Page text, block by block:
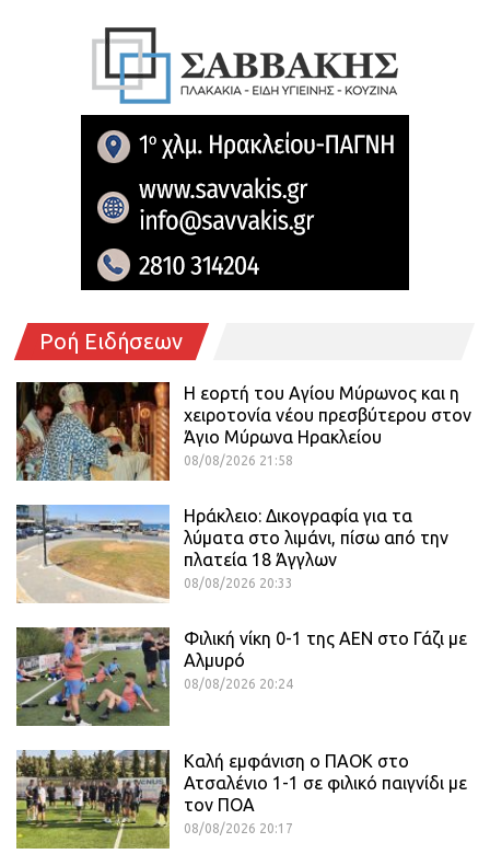
Ροή Ειδήσεων
Η εορτή του Αγίου Μύρωνος και η
χειροτονία νέου πρεσβύτερου στον
Άγιο Μύρωνα Ηρακλείου
08/08/2026 21:58
Ηράκλειο: Δικογραφία για τα
λύματα στο λιμάνι, πίσω από την
πλατεία 18 Άγγλων
08/08/2026 20:33
Φιλική νίκη 0-1 της ΑΕΝ στο Γάζι με
Αλμυρό
08/08/2026 20:24
Καλή εμφάνιση ο ΠΑΟΚ στο
Ατσαλένιο 1-1 σε φιλικό παιγνίδι με
τον ΠΟΑ
08/08/2026 20:17